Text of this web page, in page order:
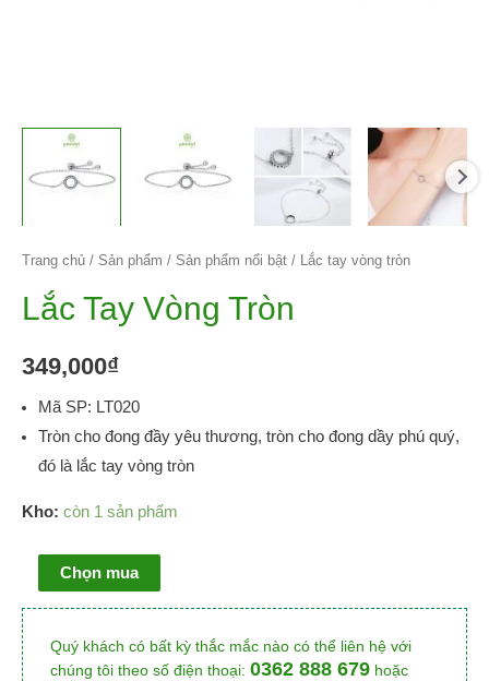
Trang chủ / Sản phẩm / Sản phẩm nổi bật / Lắc tay vòng tròn
Lắc Tay Vòng Tròn
349,000₫
Mã SP: LT020
Tròn cho đong đầy yêu thương, tròn cho đong dầy phú quý,
đó là lắc tay vòng tròn
Kho: còn 1 sản phẩm
Chọn mua
Quý khách có bất kỳ thắc mắc nào có thể liên hệ với
chúng tôi theo số điện thoại: 0362 888 679 hoặc